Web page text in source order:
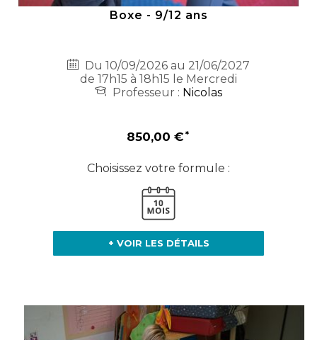
Boxe - 9/12 ans
Du 10/09/2026 au 21/06/2027
de 17h15 à 18h15 le Mercredi
Professeur : Nicolas
850,00 €
Choisissez votre formule :
+ VOIR LES DÉTAILS